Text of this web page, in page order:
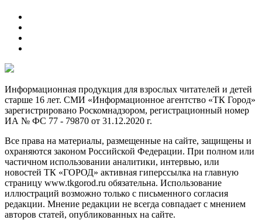
Информационная продукция для взрослых читателей и детей
старше 16 лет. СМИ «Информационное агентство «ТК Город»
зарегистрировано Роскомнадзором, регистрационный номер
ИА № ФС 77 - 79870 от 31.12.2020 г.
Все права на материалы, размещенные на сайте, защищены и
охраняются законом Российской Федерации. При полном или
частичном использовании аналитики, интервью, или
новостей ТК «ГОРОД» активная гиперссылка на главную
страницу www.tkgorod.ru обязательна. Использование
иллюстраций возможно только с письменного согласия
редакции. Мнение редакции не всегда совпадает с мнением
авторов статей, опубликованных на сайте.